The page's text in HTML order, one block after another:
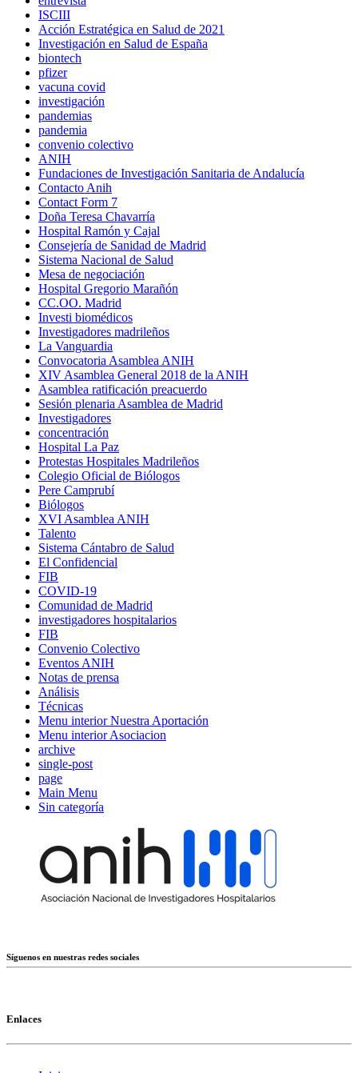
ISCIII
Acción Estratégica en Salud de 2021
Investigación en Salud de España
biontech
pfizer
vacuna covid
investigación
pandemias
pandemia
convenio colectivo
ANIH
Fundaciones de Investigación Sanitaria de Andalucía
Contacto Anih
Contact Form 7
Doña Teresa Chavarría
Hospital Ramón y Cajal
Consejería de Sanidad de Madrid
Sistema Nacional de Salud
Mesa de negociación
Hospital Gregorio Marañón
CC.OO. Madrid
Investi biomédicos
Investigadores madrileños
La Vanguardia
Convocatoria Asamblea ANIH
XIV Asamblea General 2018 de la ANIH
Asamblea ratificación preacuerdo
Sesión plenaria Asamblea de Madrid
Investigadores
concentración
Hospital La Paz
Protestas Hospitales Madrileños
Colegio Oficial de Biólogos
Pere Camprubí
Biólogos
XVI Asamblea ANIH
Talento
Sistema Cántabro de Salud
El Confidencial
FIB
COVID-19
Comunidad de Madrid
investigadores hospitalarios
FIB
Convenio Colectivo
Eventos ANIH
Notas de prensa
Análisis
Técnicas
Menu interior Nuestra Aportación
Menu interior Asociacion
archive
single-post
page
Main Menu
Sin categoría
Síguenos en nuestras redes sociales
Enlaces